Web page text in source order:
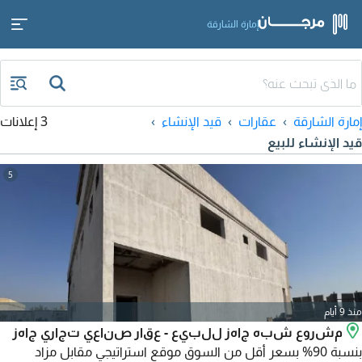
إمارة الشارقة
إمارة الشارقة عقارات
قيد الإنشاء
قيد الإنشاء للبيع
3 إعلانات
5
منذ 9 أيام
مشروع شبه جاهز للبيع - عقار صناعي تجاري جاهز
بنسبة 90% بسعر أقل من السوق موقع استراتيجي مقابل مزاد